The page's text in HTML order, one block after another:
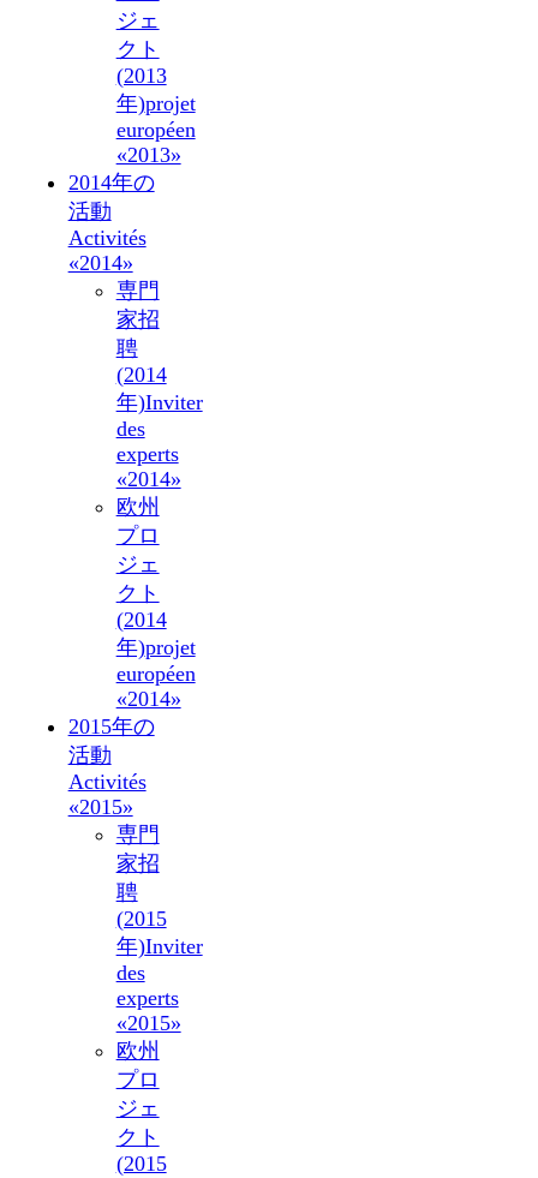
ジェ
クト
(2013
年)projet
européen
«2013»
2014年の
活動
Activités
«2014»
専門
家招
聘
(2014
年)Inviter
des
experts
«2014»
欧州
プロ
ジェ
クト
(2014
年)projet
européen
«2014»
2015年の
活動
Activités
«2015»
専門
家招
聘
(2015
年)Inviter
des
experts
«2015»
欧州
プロ
ジェ
クト
(2015